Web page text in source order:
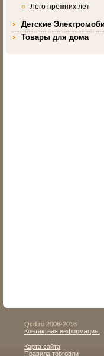
Лего прежних лет
Детские
Товары для дома
Qcd.ru 2006-2016
Контактная информация.
Карта сайта
Правила торговли